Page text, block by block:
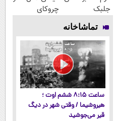
جلبک
اسپیرولینا50%تخفیف
چروکای
تماشاخانه
ساعت ۸:۱۵ ششم اوت ؛
هیروشیما / وقتی شهر در دیگ
قیر می‌جوشید